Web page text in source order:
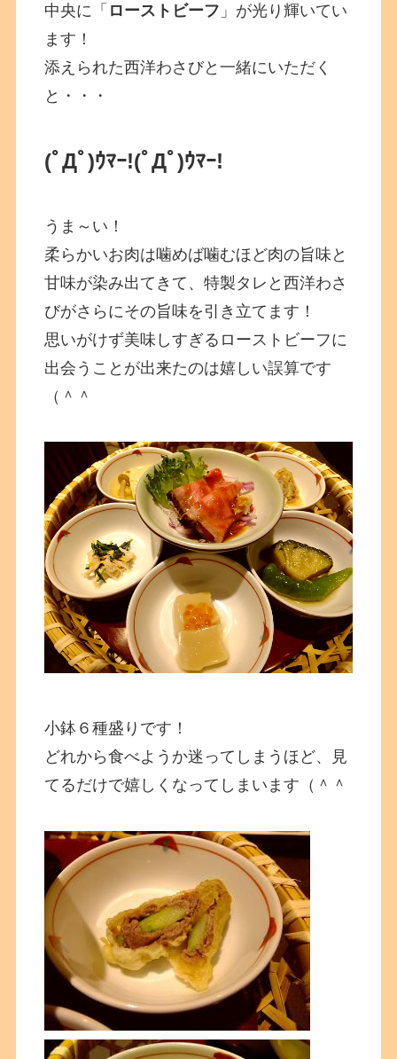
中央に「 ローストビーフ 」が光り輝いてい
ます！
添えられた西洋わさびと一緒にいただく
と・・・
(ﾟДﾟ)ｳﾏｰ!(ﾟДﾟ)ｳﾏｰ!
うま～い！
柔らかいお肉は噛めば噛むほど肉の旨味と
甘味が染み出てきて、特製タレと西洋わさ
びがさらにその旨味を引き立てます！
思いがけず美味しすぎるローストビーフに
出会うことが出来たのは嬉しい誤算です
（＾＾
小鉢６種盛りです！
どれから食べようか迷ってしまうほど、見
てるだけで嬉しくなってしまいます（＾＾